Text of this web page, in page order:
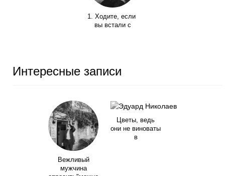
1. Ходите, если
вы встали с
Интересные записи
Вежливый
мужчина
Цветы, ведь
они не виноваты
в